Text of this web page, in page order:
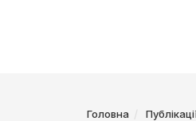
Головна